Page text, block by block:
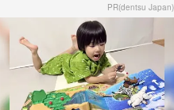
PR(dentsu Japan)